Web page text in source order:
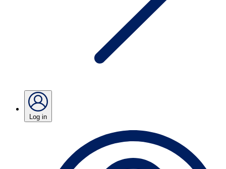
Log in